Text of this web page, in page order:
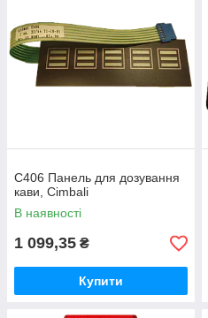
C406 Панель для дозування
кави, Cimbali
В наявності
1 099,35 ₴
Купити